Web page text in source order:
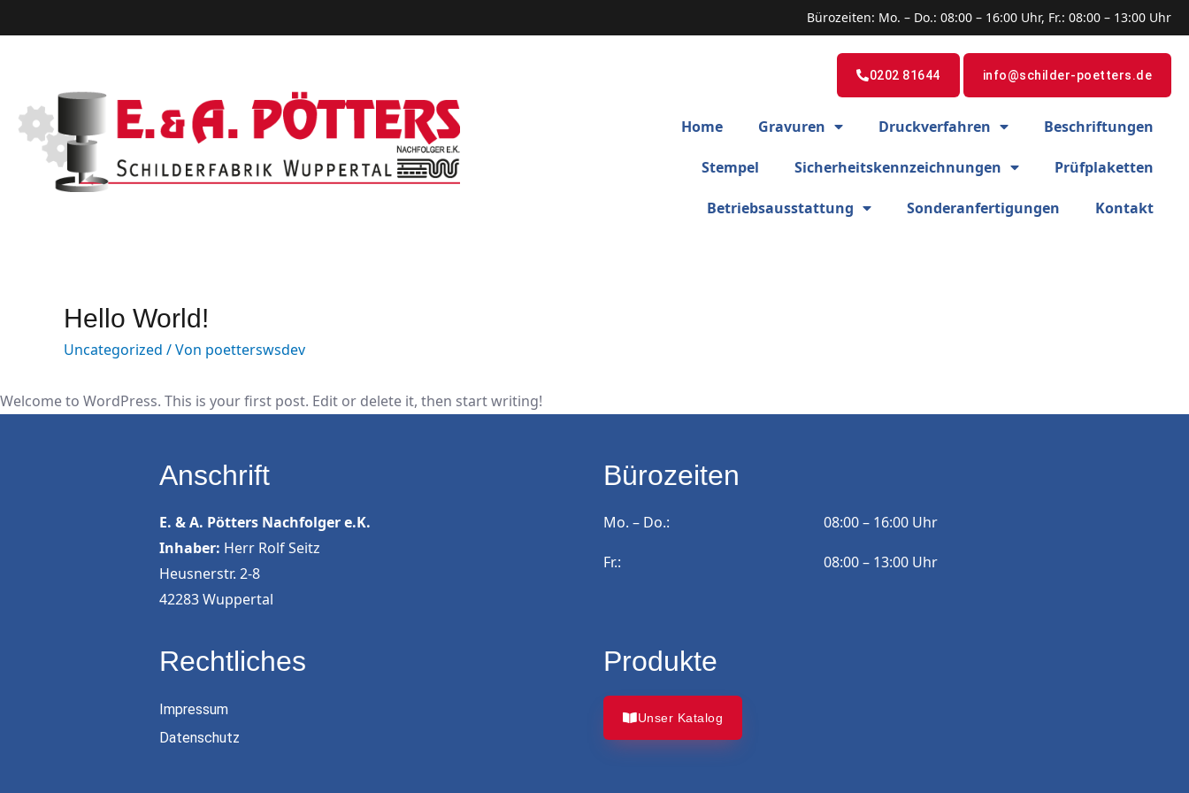
Bürozeiten: Mo. – Do.: 08:00 – 16:00 Uhr, Fr.: 08:00 – 13:00 Uhr
0202 81644 info@schilder-poetters.de
Home Gravuren Druckverfahren Beschriftungen
Stempel Sicherheitskennzeichnungen Prüfplaketten
Betriebsausstattung Sonderanfertigungen Kontakt
Hello World!
Uncategorized / Von poetterswsdev
Welcome to WordPress. This is your first post. Edit or delete it, then start writing!
Anschrift
E. & A. Pötters Nachfolger e.K.
Inhaber: Herr Rolf Seitz
Heusnerstr. 2-8
42283 Wuppertal
Bürozeiten
Mo. – Do.:
Fr.:
08:00 – 16:00 Uhr
08:00 – 13:00 Uhr
Rechtliches
Impressum
Datenschutz
Produkte
Unser Katalog